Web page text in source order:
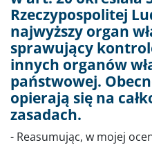
Rzeczypospolitej
najwyższy organ
sprawujący
innych organów
państwowej.
opierają się na
zasadach.
- Reasumując, w mojej